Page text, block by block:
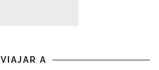
VIAJAR A